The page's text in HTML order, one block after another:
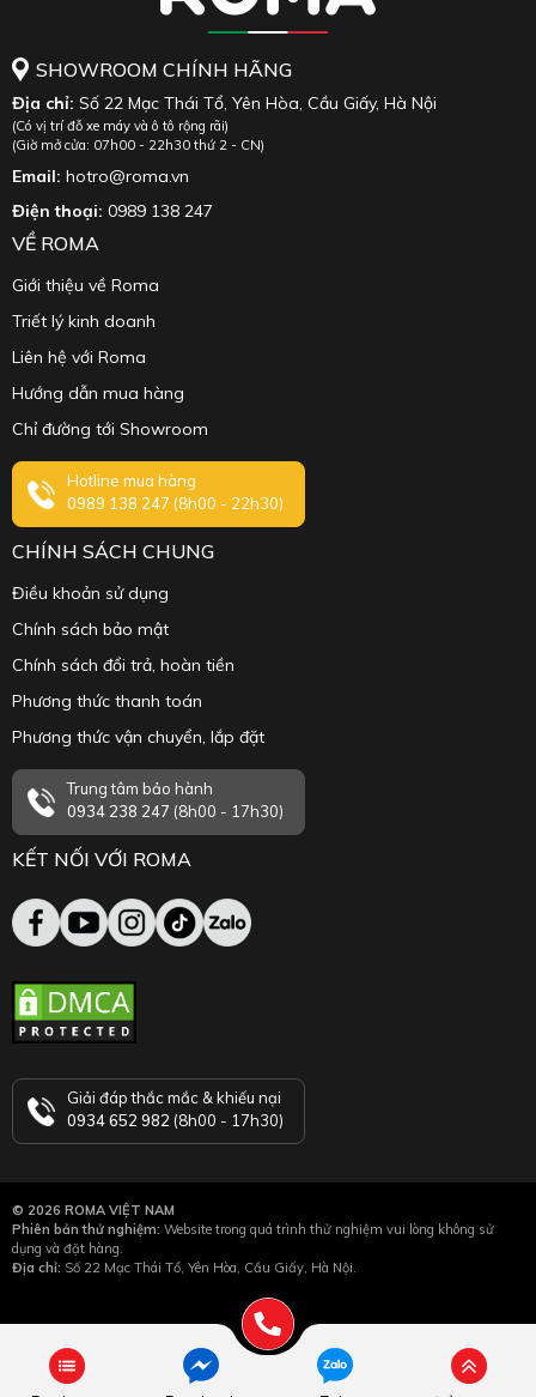
SHOWROOM CHÍNH HÃNG
Địa chỉ: Số 22 Mạc Thái Tổ, Yên Hòa, Cầu Giấy, Hà Nội
(Có vị trí đỗ xe máy và ô tô rộng rãi)
(Giờ mở cửa: 07h00 - 22h30 thứ 2 - CN)
Email: hotro@roma.vn
Điện thoại: 0989 138 247
VỀ ROMA
Giới thiệu về Roma
Triết lý kinh doanh
Liên hệ với Roma
Hướng dẫn mua hàng
Chỉ đường tới Showroom
Hotline mua hàng
0989 138 247 (8h00 - 22h30)
CHÍNH SÁCH CHUNG
Điều khoản sử dụng
Chính sách bảo mật
Chính sách đổi trả, hoàn tiền
Phương thức thanh toán
Phương thức vận chuyển, lắp đặt
Trung tâm bảo hành
0934 238 247 (8h00 - 17h30)
KẾT NỐI VỚI ROMA
Giải đáp thắc mắc & khiếu nại
0934 652 982 (8h00 - 17h30)
© 2026 ROMA VIỆT NAM
Phiên bản thử nghiệm: Website trong quá trình thử nghiệm vui lòng không sử
dụng và đặt hàng.
Địa chỉ: Số 22 Mạc Thái Tổ, Yên Hòa, Cầu Giấy, Hà Nội.